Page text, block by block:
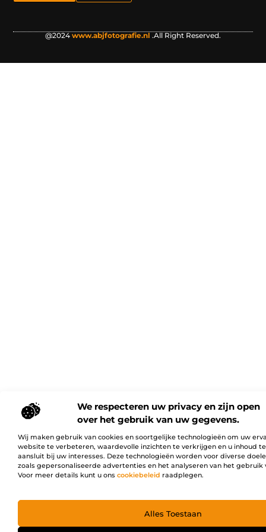
We respecteren uw privacy en zijn open
over het gebruik van uw gegevens.
Wij maken gebruik van cookies en soortgelijke technologieën om uw
website te verbeteren, waardevolle inzichten te verkrijgen en u inhoud
aansluit bij uw interesses. Deze technologieën worden voor diverse
zoals gepersonaliseerde advertenties en het analyseren van het gebruik
Voor meer details kunt u ons cookiebeleid raadplegen.
Alles Toestaan
@2024www.abjfotografie.nl .All Right Reserved.